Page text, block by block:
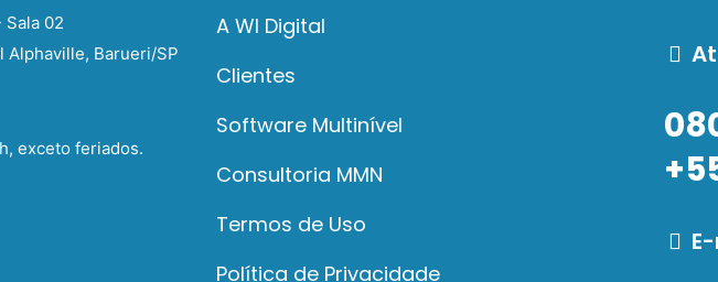
Sala 02
Alphaville, Barueri/SP
exceto feriados.
A WI Digital
Clientes
Software Multinível
Consultoria MMN
Termos de Uso
Política de Privacidade